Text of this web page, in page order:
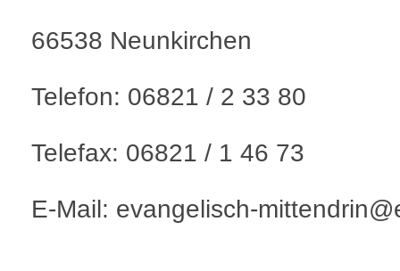
66538 Neunkirchen
Telefon: 06821 / 2 33 80
Telefax: 06821 / 1 46 73
E-Mail: evangelisch-